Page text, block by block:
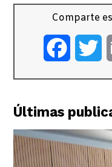
Comparte
Últimas